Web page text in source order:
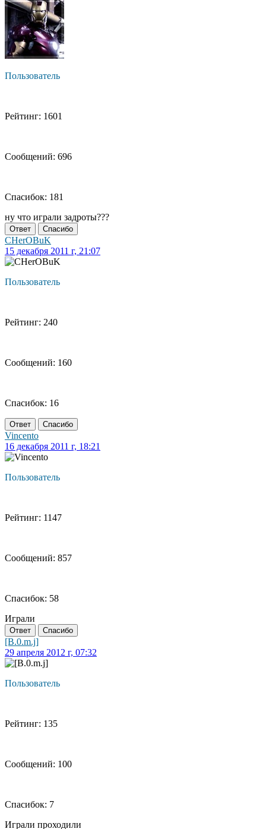
Пользователь
Рейтинг: 1601
Сообщений: 696
Спасибок: 181
ну что играли задроты???
Ответ Спасибо
CHerOBuK
15 декабря 2011 г, 21:07
Пользователь
Рейтинг: 240
Сообщений: 160
Спасибок: 16
Ответ Спасибо
Vincento
16 декабря 2011 г, 18:21
Пользователь
Рейтинг: 1147
Сообщений: 857
Спасибок: 58
Играли
Ответ Спасибо
[B.0.m.j]
29 апреля 2012 г, 07:32
Пользователь
Рейтинг: 135
Сообщений: 100
Спасибок: 7
Играли проходили